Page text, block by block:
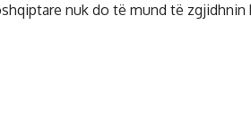
nuk do të mund të zgjidhnin